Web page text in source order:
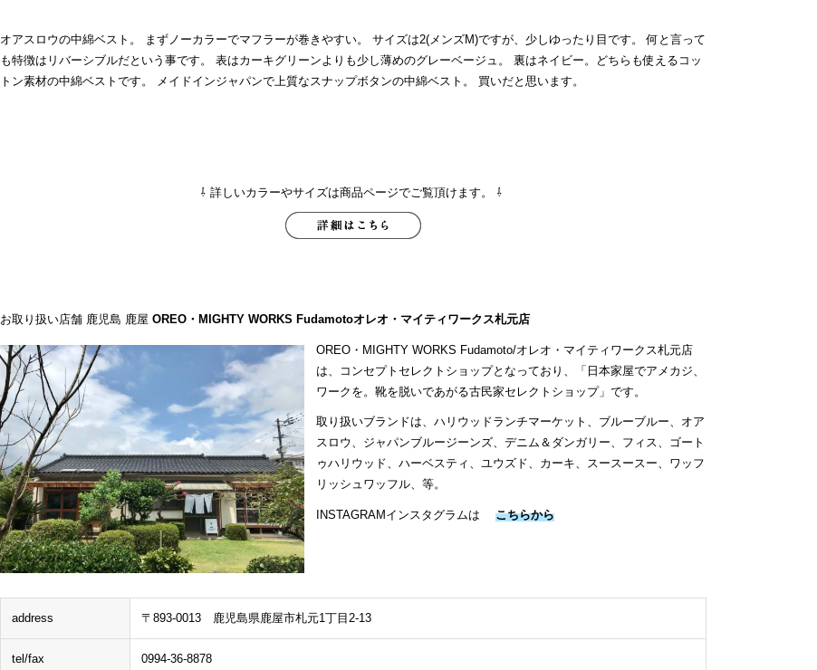
オアスロウの中綿ベスト。 まずノーカラーでマフラーが巻きやすい。 サイズは2(メンズM)ですが、少しゆったり目です。 何と言って
も特徴はリバーシブルだという事です。 表はカーキグリーンよりも少し薄めのグレーベージュ。 裏はネイビー。どちらも使えるコッ
トン素材の中綿ベストです。 メイドインジャパンで上質なスナップボタンの中綿ベスト。 買いだと思います。
⇩ 詳しいカラーやサイズは商品ページでご覧頂けます。 ⇩
お取り扱い店舗 鹿児島 鹿屋 OREO・MIGHTY WORKS Fudamotoオレオ・マイティワークス札元店
OREO・MIGHTY WORKS Fudamoto/オレオ・マイティワークス札元店
は、コンセプトセレクトショップとなっており、「日本家屋でアメカジ、
ワークを。靴を脱いであがる古民家セレクトショップ」です。
取り扱いブランドは、ハリウッドランチマーケット、ブルーブルー、オア
スロウ、ジャパンブルージーンズ、デニム＆ダンガリー、フィス、ゴート
ゥハリウッド、ハーベスティ、ユウズド、カーキ、スースースー、ワッフ
リッシュワッフル、等。
INSTAGRAMインスタグラムは こちらから
address 〒893-0013 鹿児島県鹿屋市札元1丁目2-13
tel/fax 0994-36-8878